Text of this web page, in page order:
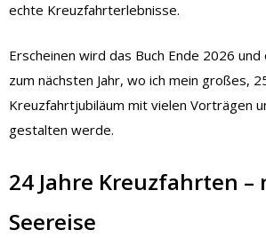
echte Kreuzfahrterlebnisse.
Erscheinen wird das Buch Ende 2026
zum nächsten Jahr, wo ich mein großes,
Kreuzfahrtjubiläum mit vielen Vorträgen
gestalten werde.
24 Jahre Kreuzfahrten –
Seereise